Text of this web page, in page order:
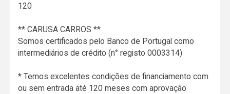
120
** CARUSA CARROS **
Somos certificados pelo Banco de Portugal como
intermediários de crédito (n° registo 0003314)
* Temos excelentes condições de financiamento com
ou sem entrada até 120 meses com aprovação